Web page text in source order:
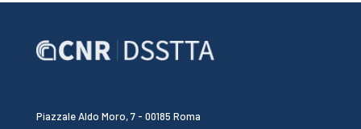
Piazzale Aldo Moro, 7 - 00185 Roma